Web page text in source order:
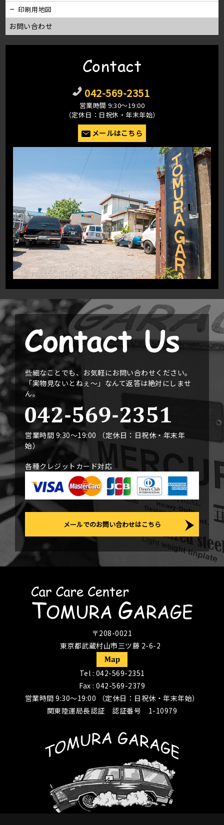
印刷用地図
お問い合わせ
Contact
042-569-2351
営業時間 9:30〜19:00
（定休日：日祝休・年末年始）
メールはこちら
些細なことでも、お気軽にお問い合わせください。
「実物見ないとねぇ〜」なんて返答は絶対にしませ
ん。
営業時間 9:30〜19:00 （定休日：日祝休・年末年
始）
各種クレジットカード対応
メールでのお問い合わせはこちら
〒208-0021
東京都武蔵村山市三ツ藤 2-6-2
Tel : 042-569-2351
Fax : 042-569-2379
営業時間 9:30〜19:00 （定休日：日祝休・年末年始）
関東陸運局長認証 認証番号 1-10979